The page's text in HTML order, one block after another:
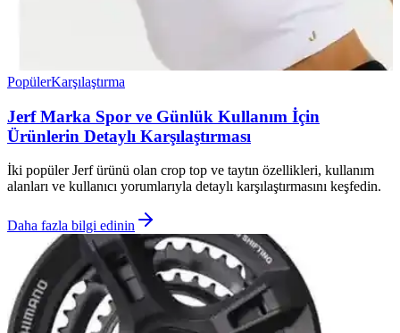
PopülerKarşılaştırma
Jerf Marka Spor ve Günlük Kullanım İçin
Ürünlerin Detaylı Karşılaştırması
İki popüler Jerf ürünü olan crop top ve taytın özellikleri, kullanım
alanları ve kullanıcı yorumlarıyla detaylı karşılaştırmasını keşfedin.
Daha fazla bilgi edinin